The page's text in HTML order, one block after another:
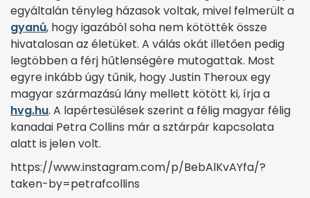
egyáltalán tényleg házasok voltak, mivel felmerült a
gyanú, hogy igazából soha nem kötötték össze
hivatalosan az életüket. A válás okát illetően pedig
legtöbben a férj hűtlenségére mutogattak. Most
egyre inkább úgy tűnik, hogy Justin Theroux egy
magyar származású lány mellett kötött ki, írja a
hvg.hu. A lapértesülések szerint a félig magyar félig
kanadai Petra Collins már a sztárpár kapcsolata
alatt is jelen volt.
https://www.instagram.com/p/BebAlKvAYfa/?
taken-by=petrafcollins